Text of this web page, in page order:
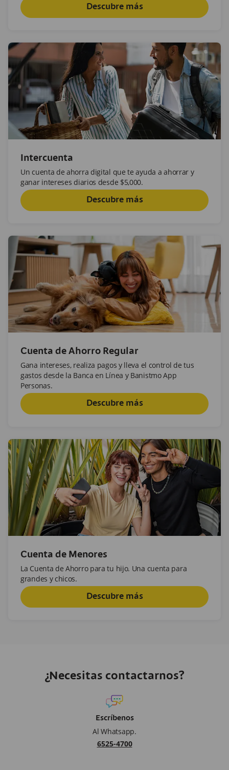
Descubre más
Intercuenta
Un cuenta de ahorra digital que te ayuda a ahorrar y
ganar intereses diarios desde $5,000.
Descubre más
Cuenta de Ahorro Regular
Gana intereses, realiza pagos y lleva el control de tus
gastos desde la Banca en Línea y Banistmo App
Personas.
Descubre más
Cuenta de Menores
La Cuenta de Ahorro para tu hijo. Una cuenta para
grandes y chicos.
Descubre más
¿Necesitas contactarnos?
Escríbenos
Al Whatsapp.
6525-4700